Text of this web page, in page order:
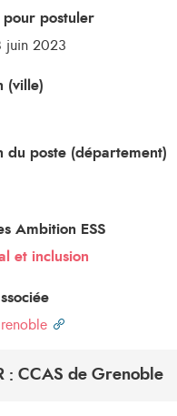
pour postuler
juin 2023
(ville)
du poste (département)
Ambition ESS
et inclusion
: CCAS de Grenoble